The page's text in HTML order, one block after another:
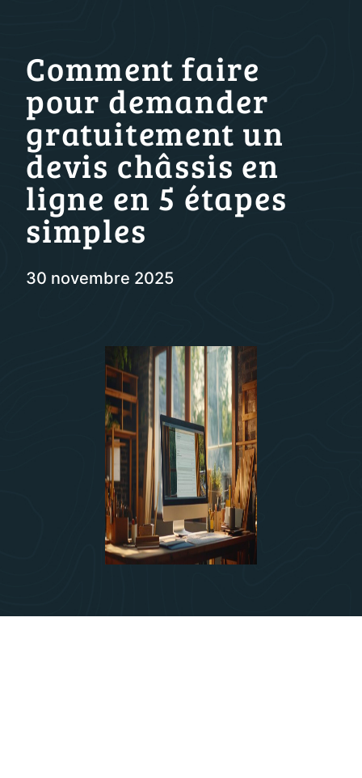
Comment faire
pour demander
gratuitement un
devis châssis en
ligne en 5 étapes
simples
30 novembre 2025